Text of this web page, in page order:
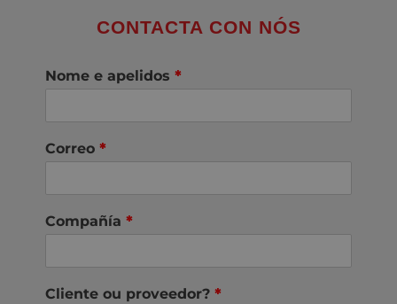
CONTACTA CON NÓS
Nome e apelidos *
Correo *
Compañía *
Cliente ou proveedor? *